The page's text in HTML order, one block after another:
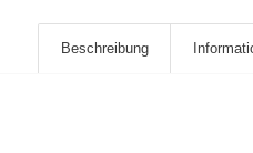
Beschreibung